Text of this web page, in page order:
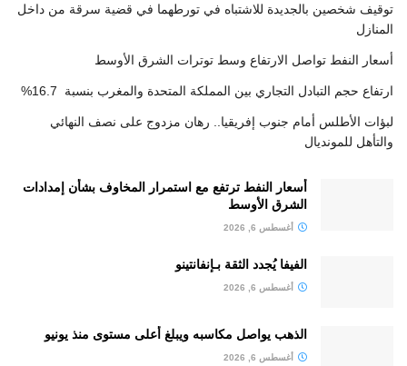
توقيف شخصين بالجديدة للاشتباه في تورطهما في قضية سرقة من داخل
المنازل
أسعار النفط تواصل الارتفاع وسط توترات الشرق الأوسط
ارتفاع حجم التبادل التجاري بين المملكة المتحدة والمغرب بنسبة 16.7%
لبؤات الأطلس أمام جنوب إفريقيا.. رهان مزدوج على نصف النهائي
والتأهل للمونديال
أسعار النفط ترتفع مع استمرار المخاوف بشأن إمدادات
الشرق الأوسط
أغسطس 6, 2026
الفيفا يُجدد الثقة بـإنفانتينو
أغسطس 6, 2026
الذهب يواصل مكاسبه ويبلغ أعلى مستوى منذ يونيو
أغسطس 6, 2026